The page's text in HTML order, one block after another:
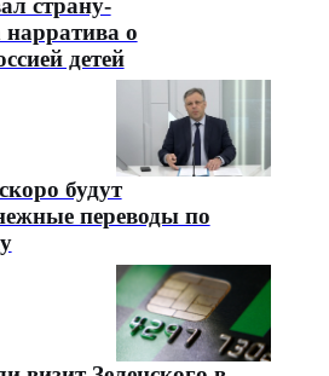
нарратива о
детей
будут
переводы по